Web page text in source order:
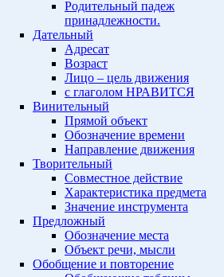
Родительный падеж
принадлежности.
Дательный
Адресат
Возраст
Лицо – цель движения
с глаголом НРАВИТСЯ
Винительный
Прямой объект
Обозначение времени
Направление движения
Творительный
Совместное действие
Характеристика предмета
Значение инструмента
Предложный
Обозначение места
Объект речи, мысли
Обобщение и повторение